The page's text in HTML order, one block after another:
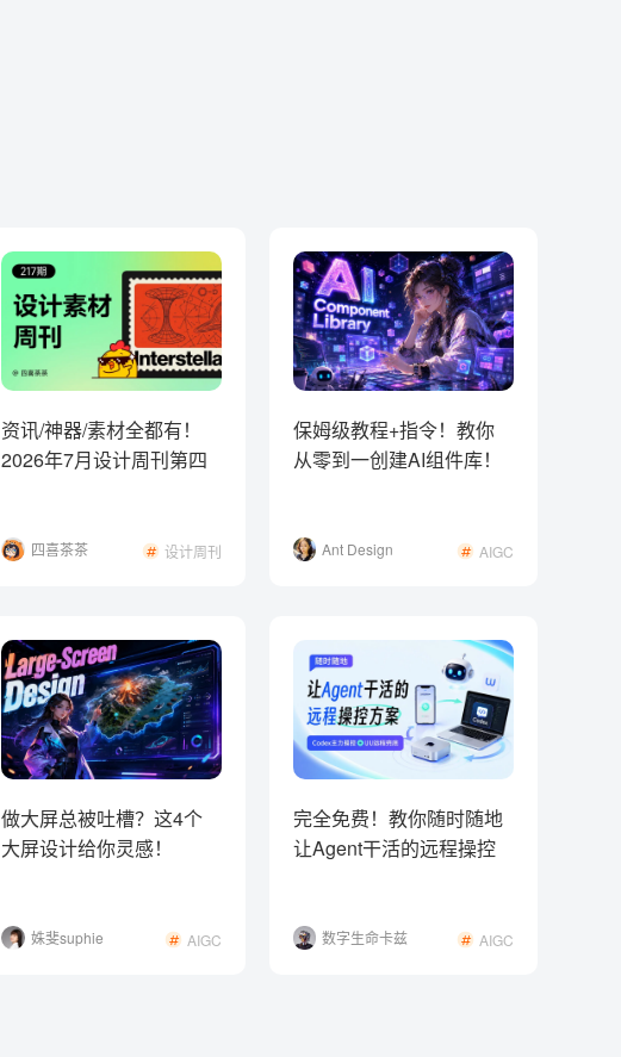
资讯/神器/素材全都有！
2026年7月设计周刊第四
四喜茶茶 设计周刊
保姆级教程+指令！教你
从零到一创建AI组件库！
Ant Design
AIGC
做大屏总被吐槽？这4个
大屏设计给你灵感！
姝斐suphie AIGC
完全免费！教你随时随地
让Agent干活的远程操控
数字生命卡兹
AIGC